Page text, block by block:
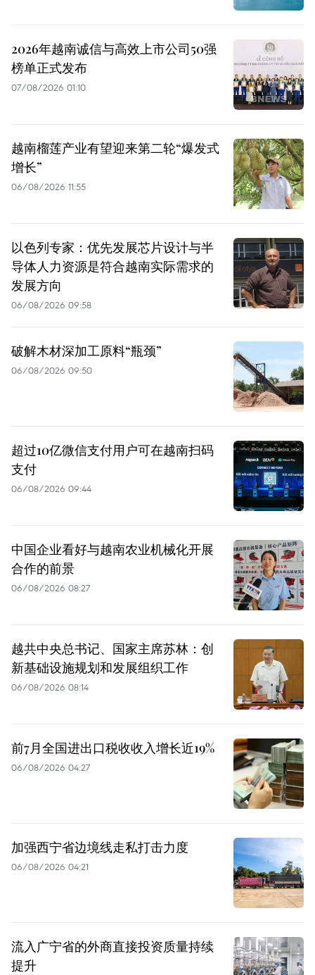
2026年越南诚信与高效上市公司50强
榜单正式发布
07/08/2026 01:10
越南榴莲产业有望迎来第二轮“爆发式
增长”
06/08/2026 11:55
以色列专家：优先发展芯片设计与半
导体人力资源是符合越南实际需求的
发展方向
06/08/2026 09:58
破解木材深加工原料“瓶颈”
06/08/2026 09:50
超过10亿微信支付用户可在越南扫码
支付
06/08/2026 09:44
中国企业看好与越南农业机械化开展
合作的前景
06/08/2026 08:27
越共中央总书记、国家主席苏林：创
新基础设施规划和发展组织工作
06/08/2026 08:14
前7月全国进出口税收收入增长近19%
06/08/2026 04:27
加强西宁省边境线走私打击力度
06/08/2026 04:21
流入广宁省的外商直接投资质量持续
提升